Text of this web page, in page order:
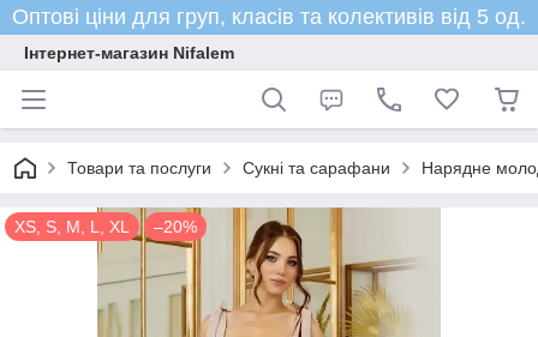
Оптові ціни для груп, класів та колективів від 5 од.
Інтернет-магазин Nifalem
Товари та послуги Сукні та сарафани Нарядне
XS, S, M, L, XL –20%